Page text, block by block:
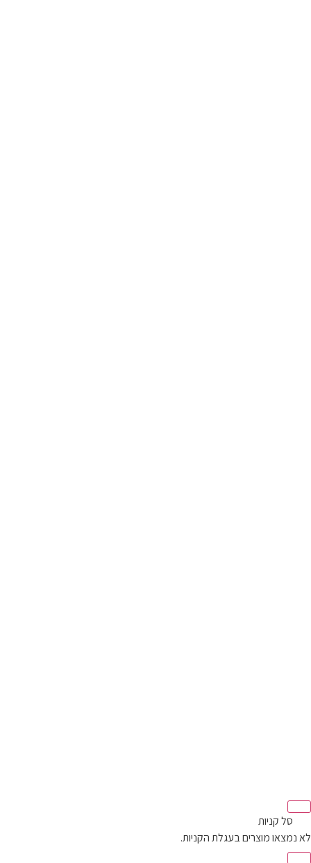
סל קניות‬
מוצרים בעגלת הקניות.